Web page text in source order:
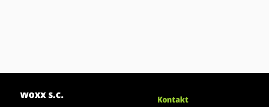
woxx s.c. Kontakt